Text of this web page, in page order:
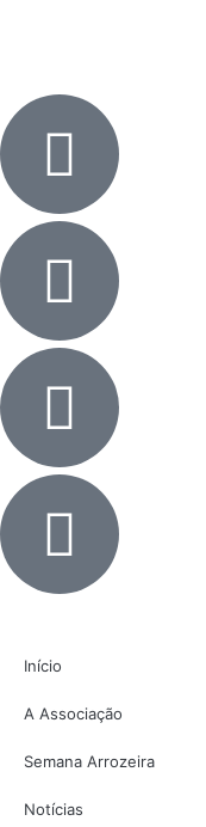
Início
A Associação
Semana Arrozeira
Notícias